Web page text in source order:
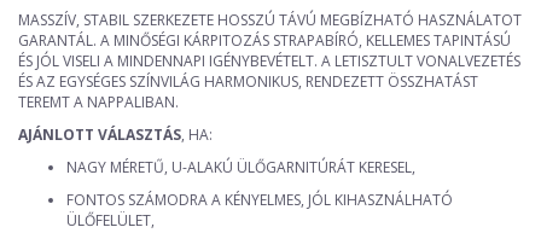
MASSZÍV, STABIL SZERKEZETE HOSSZÚ TÁVÚ MEGBÍZHATÓ HASZNÁLATOT
GARANTÁL. A MINŐSÉGI KÁRPITOZÁS STRAPABÍRÓ, KELLEMES TAPINTÁSÚ
ÉS JÓL VISELI A MINDENNAPI IGÉNYBEVÉTELT. A LETISZTULT VONALVEZETÉS
ÉS AZ EGYSÉGES SZÍNVILÁG HARMONIKUS, RENDEZETT ÖSSZHATÁST
TEREMT A NAPPALIBAN.
AJÁNLOTT VÁLASZTÁS, HA:
NAGY MÉRETŰ, U-ALAKÚ ÜLŐGARNITÚRÁT KERESEL,
FONTOS SZÁMODRA A KÉNYELMES, JÓL KIHASZNÁLHATÓ
ÜLŐFELÜLET,